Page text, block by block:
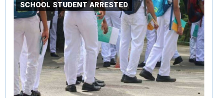
SCHOOL STUDENT ARRESTED